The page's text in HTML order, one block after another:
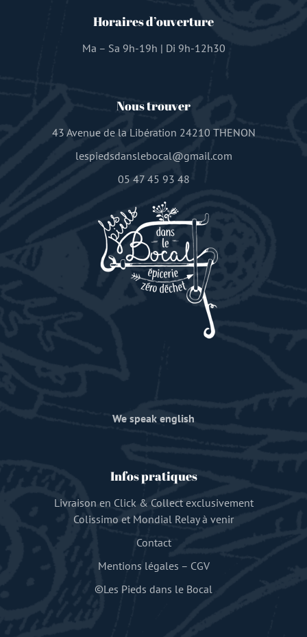
Horaires d’ouverture
Ma – Sa 9h-19h | Di 9h-12h30
Nous trouver
43 Avenue de la Libération 24210 THENON
lespiedsdanslebocal@gmail.com
05 47 45 93 48
We speak english
Infos pratiques
Livraison en Click & Collect exclusivement
Colissimo et Mondial Relay à venir
Contact
Mentions légales – CGV
©Les Pieds dans le Bocal